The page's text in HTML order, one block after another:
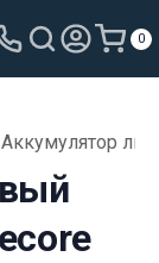
0
Аккумулятор